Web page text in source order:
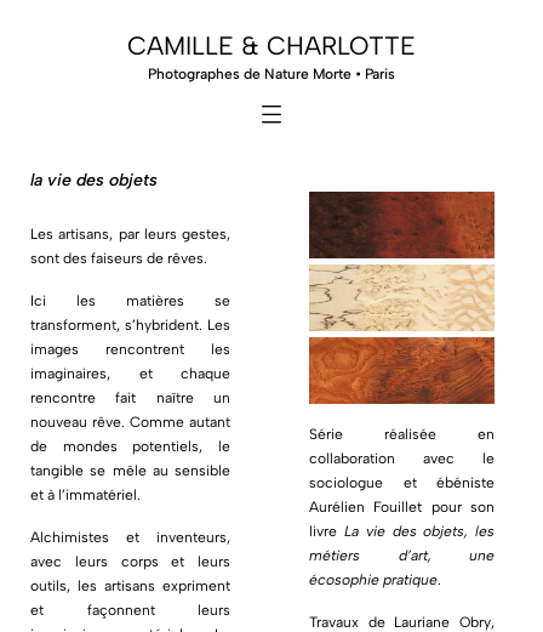
CAMILLE & CHARLOTTE
Photographes de Nature Morte • Paris
la vie des objets
Les artisans, par leurs gestes,
sont des faiseurs de rêves.
Ici les matières se
transforment, s’hybrident. Les
images rencontrent les
imaginaires, et chaque
rencontre fait naître un
nouveau rêve. Comme autant
de mondes potentiels, le
tangible se mêle au sensible
et à l’immatériel.
Alchimistes et inventeurs,
avec leurs corps et leurs
outils, les artisans expriment
et façonnent leurs
Série réalisée en
collaboration avec le
sociologue et ébéniste
Aurélien Fouillet pour son
livre La vie des objets, les
métiers d’art, une
écosophie pratique.
Travaux de Lauriane Obry,